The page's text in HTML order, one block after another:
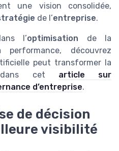
une vision consolidée,
de l’entreprise.
l’optimisation de la
découvrez
peut transformer la
dans cet article sur
d’entreprise.
de décision
visibilité